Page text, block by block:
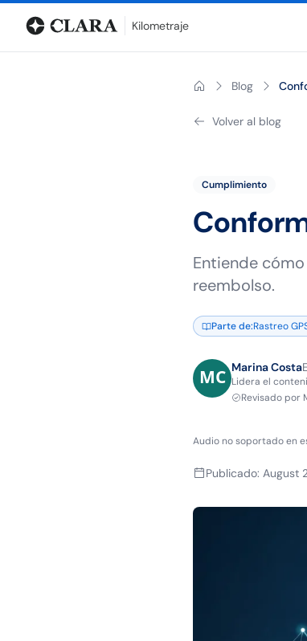
BlogCalculadora de kilometrajeGlosarioDistancias
Kilometraje
Blog
Volver al blog
Cumplimiento
Entiende
reembolso.
Parte de:Rastreo
Marina Costa
Lidera el
Revisado por
Audio no soportado en
Publicado: August